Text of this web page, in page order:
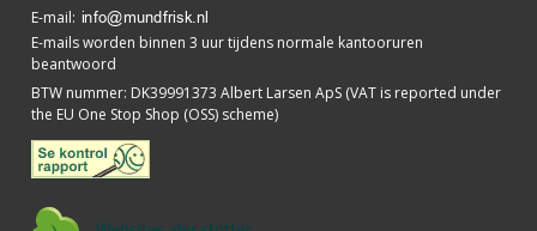
E-mail:
E-mails worden binnen 3 uur tijdens normale kantooruren
beantwoord
BTW nummer: DK39991373 Albert Larsen ApS (VAT is reported under
the EU One Stop Shop (OSS) scheme)